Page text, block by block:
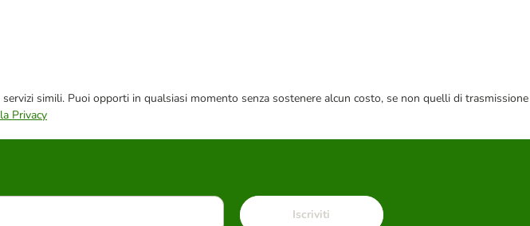
simili. Puoi opporti in qualsiasi momento senza sostenere alcun costo, se non quelli di trasmissione
Privacy
Iscriviti